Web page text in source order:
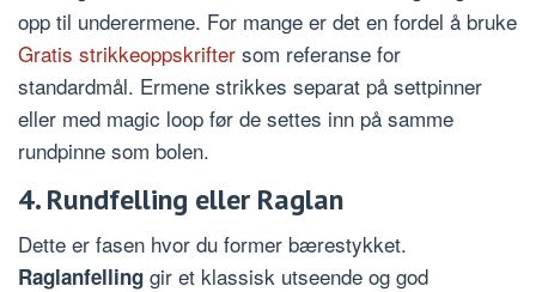
opp til underermene. For mange er det en fordel å bruke
Gratis strikkeoppskrifter som referanse for
standardmål. Ermene strikkes separat på settpinner
eller med magic loop før de settes inn på samme
rundpinne som bolen.
4. Rundfelling eller Raglan
Dette er fasen hvor du former bærestykket.
Raglanfelling gir et klassisk utseende og god